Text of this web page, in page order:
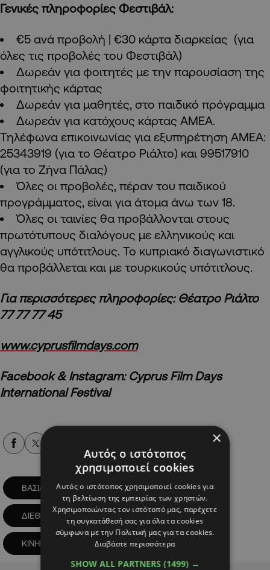
Γενικές πληροφορίες Φεστιβάλ:
€5 ανά προβολή | €30 κάρτα διαρκείας (για
όλες τις προβολές του Φεστιβάλ)
Δωρεάν για φοιτητές με την παρουσίαση της
φοιτητικής κάρτας
Δωρεάν για μαθητές, στο παιδικό πρόγραμμα
Δωρεάν για κατόχους κάρτας ΑΜΕΑ.
Τηλέφωνα επικοινωνίας για εξυπηρέτηση ΑΜΕΑ:
25343919 (για το Θέατρο Ριάλτο) και 99517910
(για το Ζήνα Πάλας)
Όλες οι προβολές, πέραν του παιδικού
προγράμματος, είναι για άτομα άνω των 18.
Όλες οι ταινίες θα προβάλλονται στους
πρωτότυπους διαλόγους με ελληνικούς και
αγγλικούς υπότιτλους. Το κυπριακό διαγωνιστικό
θα προβάλλεται και με τουρκικούς υπότιτλους.
Για περισσότερες πληροφορίες: Θέατρο Ριάλτο
77 77 77 45
www.cyprusfilmdays.com
Facebook & Instagram: Cyprus Film Days
International Festival
ΒΑΣΙΛΙΚΗ ΚΑΣΣΙΑΝΙΔΟΥ
ΔΙΕΘΝΕΣ ΦΕΣΤΙΒΑΛ ΚΙΝΗΜΑΤΟΓΡΑΦΙΚΕΣ ΜΕΡΕΣ
ΚΙΝΗΜΑΤΟΓΡΑΦΟΣ
×
Αυτός ο ιστότοπος
χρησιμοποιεί cookies
Αυτός ο ιστότοπος χρησιμοποιεί cookies για
τη βελτίωση της εμπειρίας των χρηστών.
Χρησιμοποιώντας τον ιστότοπό μας, παρέχετε
τη συγκατάθεσή σας για όλα τα cookies
σύμφωνα με την Πολιτική μας για τα cookies.
Διαβάστε περισσότερα
SHOW ALL PARTNERS (1499) →